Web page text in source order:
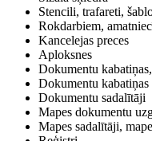
Stencili, trafareti,
Rokdarbiem,
Kancelejas preces
Aploksnes
Dokumentu
Dokumentu kabatiņas
Dokumentu sadalītāji
Mapes dokumentu
Mapes sadalītāji,